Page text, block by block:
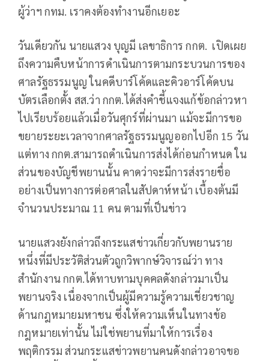
ผู้ว่าฯ กทม. เราคงต้องทำงานอีกเยอะ
วันเดียวกัน นายแสวง บุญมี เลขาธิการ กกต. เปิดเผย
ถึงความคืบหน้าการดำเนินการตามกระบวนการของ
ศาลรัฐธรรมนูญ ในคดีบาร์โค้ดและคิวอาร์โค้ดบน
บัตรเลือกตั้ง สส.ว่า กกต.ได้ส่งคำชี้แจงแก้ข้อกล่าวหา
ไปเรียบร้อยแล้วเมื่อวันศุกร์ที่ผ่านมา แม้จะมีการขอ
ขยายระยะเวลาจากศาลรัฐธรรมนูญออกไปอีก 15 วัน
แต่ทาง กกต.สามารถดำเนินการส่งได้ก่อนกำหนด ใน
ส่วนของบัญชีพยานนั้น คาดว่าจะมีการส่งรายชื่อ
อย่างเป็นทางการต่อศาลในสัปดาห์หน้า เบื้องต้นมี
จำนวนประมาณ 11 คน ตามที่เป็นข่าว
นายแสวงยังกล่าวถึงกระแสข่าวเกี่ยวกับพยานราย
หนึ่งที่มีประวัติส่วนตัวถูกวิพากษ์วิจารณ์ว่า ทาง
สำนักงาน กกต.ได้ทาบทามบุคคลดังกล่าวมาเป็น
พยานจริง เนื่องจากเป็นผู้มีความรู้ความเชี่ยวชาญ
ด้านกฎหมายมหาชน ซึ่งให้ความเห็นในทางข้อ
กฎหมายเท่านั้น ไม่ใช่พยานที่มาให้การเรื่อง
พฤติกรรม ส่วนกระแสข่าวพยานคนดังกล่าวอาจขอ